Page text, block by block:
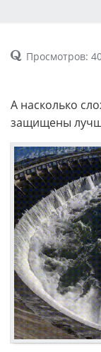
Просмотров:
А насколько
защищены